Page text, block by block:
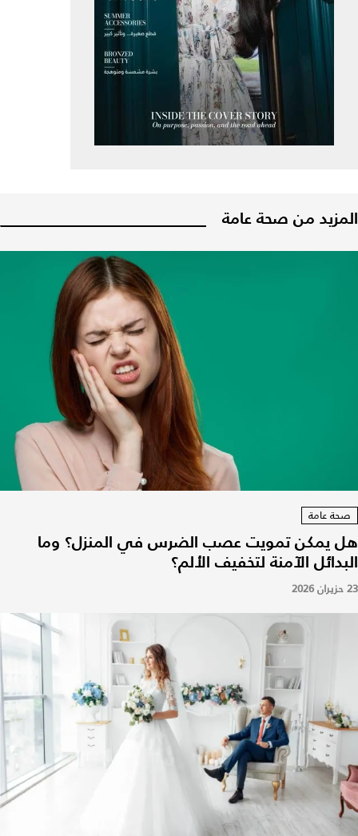
المزيد من صحة عامة
صحة عامة
هل يمكن تمويت عصب الضرس في المنزل؟ وما
البدائل الآمنة لتخفيف الألم؟
23 حزيران 2026